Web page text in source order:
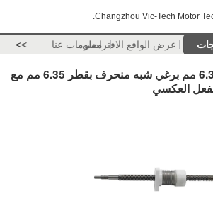
Changzhou Vic-Tech Motor
عرض الواقع الافتراضيمعلومات عنا >>
محرك متدرج هجين 6.35 مم برغي شبه منحرف بقطر 6.35 مم مع
العكسي